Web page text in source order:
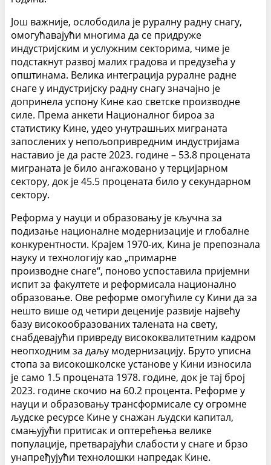
Још важније, ослободила је руралну радну снагу,
омогућавајући многима да се придруже
индустријским и услужним секторима, чиме је
подстакнут развој малих градова и предузећа у
општинама. Велика интеграција руралне радне
снаге у индустријску радну снагу значајно је
допринела успону Кине као светске производне
силе. Према анкети Националног бироа за
статистику Кине, удео унутрашњих миграната
запослених у непољопривредним индустријама
наставио је да расте 2023. године – 53.8 процената
миграната је било ангажовано у терцијарном
сектору, док је 45.5 процената било у секундарном
сектору.
Реформа у науци и образовању је кључна за
подизање националне модернизације и глобалне
конкурентности. Крајем 1970-их, Кина је препознала
науку и технологију као „примарне
производне снаге“, поново успоставила пријемни
испит за факултете и реформисала национално
образовање. Ове реформе омогућиле су Кини да за
нешто више од четири деценије развије највећу
базу високообразованих талената на свету,
снабдевајући привреду висококвалитетним кадром
неопходним за даљу модернизацију. Бруто уписна
стопа за високошколске установе у Кини износила
је само 1.5 процената 1978. године, док је тај број
2023. године скочио на 60.2 процента. Реформе у
науци и образовању трансформисале су огромне
људске ресурсе Кине у снажан људски капитал,
смањујући притисак и оптерећења велике
популације, претварајући слабости у снаге и брзо
унапређујући технолошки напредак Кине.